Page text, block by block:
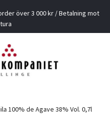
över 3 000 kr / Betalning mot
100% de Agave 38% Vol. 0,7l